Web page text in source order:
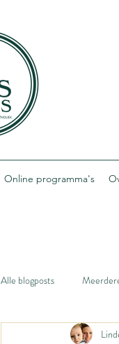
Online programma's
Alle blogposts
Liturgisch leven